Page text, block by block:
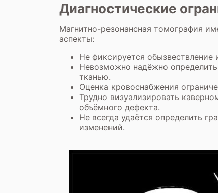
Диагностические
Магнитно-резонансная томография
аспекты:
Не фиксируется обызвествление
Невозможно надёжно
тканью.
Оценка кровоснабжения
Трудно визуализировать
объёмного дефекта.
Не всегда удаётся определить
изменений.